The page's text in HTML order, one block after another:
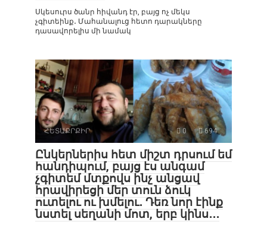
Սկեսուրս ծանր հիվանդ էր, բայց ոչ մեկս
չգիտեինք․ Մահանալուց հետո դարակները
դասավորելիս մի նամակ
ՀԵՏԱՔՐՔԻՐ 0 694
Ընկերներիս հետ միշտ դրսում եմ
հանդիպում, բայց էս անգամ
չգիտեմ մտքովս ինչ անցավ
հրավիրեցի մեր տուն ձուկ
ուտելու ու խմելու․ Դեռ նոր էինք
նստել սեղանի մոտ, երբ կինս․․․